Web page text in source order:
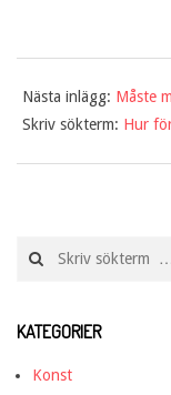
t
t
12-
31
Nästa inlägg: Måste
Skriv sökterm: Hur
KATEGORIER
Konst